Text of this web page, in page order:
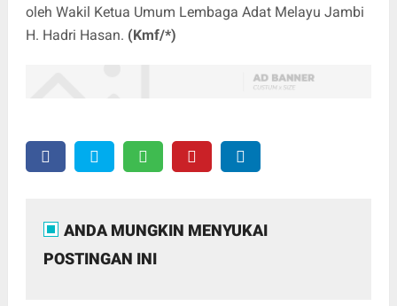
oleh Wakil Ketua Umum Lembaga Adat Melayu Jambi
H. Hadri Hasan. (Kmf/*)
ANDA MUNGKIN MENYUKAI
POSTINGAN INI